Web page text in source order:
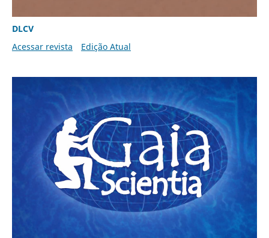
DLCV
Acessar revista
Edição Atual